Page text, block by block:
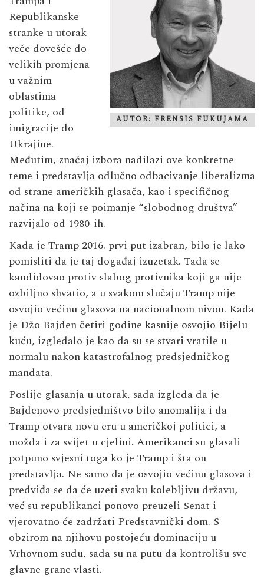
AUTOR: FRENSIS FUKUJAMA
Republikanske
stranke u utorak
veče dovešće do
velikih promjena
u važnim
oblastima
politike, od
imigracije do
Ukrajine.
Međutim, značaj izbora nadilazi ove konkretne
teme i predstavlja odlučno odbacivanje liberalizma
od strane američkih glasača, kao i specifičnog
načina na koji se poimanje “slobodnog društva”
razvijalo od 1980-ih.
Kada je Tramp 2016. prvi put izabran, bilo je lako
pomisliti da je taj događaj izuzetak. Tada se
kandidovao protiv slabog protivnika koji ga nije
ozbiljno shvatio, a u svakom slučaju Tramp nije
osvojio većinu glasova na nacionalnom nivou. Kada
je Džo Bajden četiri godine kasnije osvojio Bijelu
kuću, izgledalo je kao da su se stvari vratile u
normalu nakon katastrofalnog predsjedničkog
mandata.
Poslije glasanja u utorak, sada izgleda da je
Bajdenovo predsjedništvo bilo anomalija i da
Tramp otvara novu eru u američkoj politici, a
možda i za svijet u cjelini. Amerikanci su glasali
potpuno svjesni toga ko je Tramp i šta on
predstavlja. Ne samo da je osvojio većinu glasova i
predviđa se da će uzeti svaku kolebljivu državu,
već su republikanci ponovo preuzeli Senat i
vjerovatno će zadržati Predstavnički dom. S
obzirom na njihovu postojeću dominaciju u
Vrhovnom sudu, sada su na putu da kontrolišu sve
glavne grane vlasti.